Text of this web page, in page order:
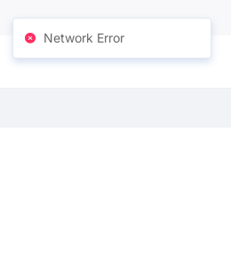
Network Error